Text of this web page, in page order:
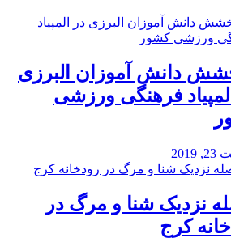
دانش آموزان البرزی
فرهنگی ورزشی
نزدیک شنا و مرگ در
کرج